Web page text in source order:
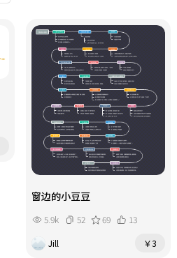
窗边的小豆豆
5.9k 52 69
13
Jill
￥3